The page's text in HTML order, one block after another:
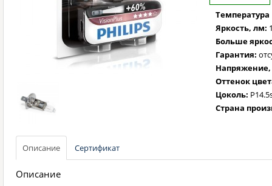
Температура
Яркость, лм:
Больше
Гарантия:
Оттенок
Цоколь:
Страна
Описание Сертификат
Описание